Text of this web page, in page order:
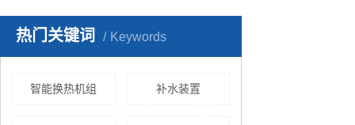
热门关键词 Keywords
智能换热机组 补水装置